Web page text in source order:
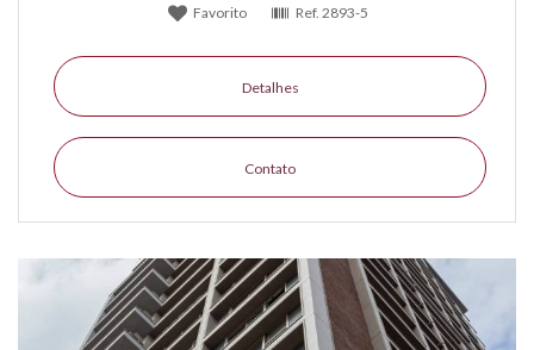
Favorito Ref. 2893-5
Detalhes
Contato